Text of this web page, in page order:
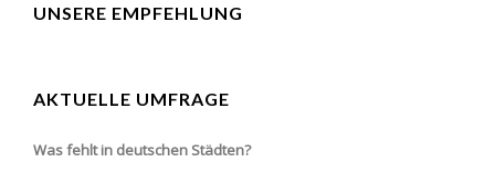
UNSERE EMPFEHLUNG
AKTUELLE UMFRAGE
Was fehlt in deutschen Städten?